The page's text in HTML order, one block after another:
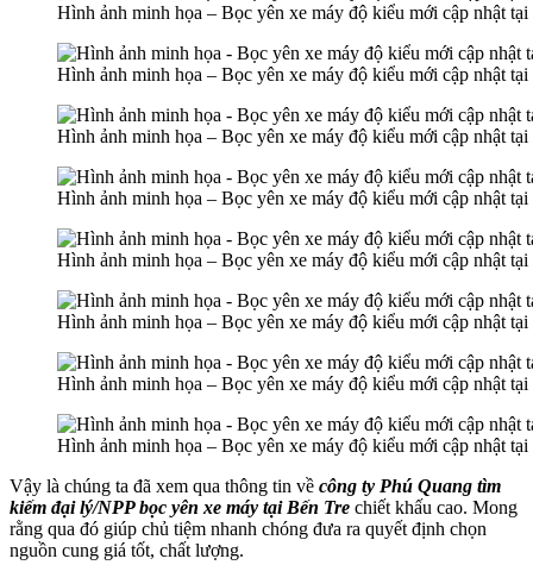
Hình ảnh minh họa – Bọc yên xe máy độ kiểu mới cập nhật tại
Hình ảnh minh họa – Bọc yên xe máy độ kiểu mới cập nhật tại
Hình ảnh minh họa – Bọc yên xe máy độ kiểu mới cập nhật tại
Hình ảnh minh họa – Bọc yên xe máy độ kiểu mới cập nhật tại
Hình ảnh minh họa – Bọc yên xe máy độ kiểu mới cập nhật tại
Hình ảnh minh họa – Bọc yên xe máy độ kiểu mới cập nhật tại
Hình ảnh minh họa – Bọc yên xe máy độ kiểu mới cập nhật tại
Hình ảnh minh họa – Bọc yên xe máy độ kiểu mới cập nhật tại
Vậy là chúng ta đã xem qua thông tin về công ty Phú Quang tìm
kiếm đại lý/NPP bọc yên xe máy tại Bến Tre chiết khấu cao. Mong
rằng qua đó giúp chủ tiệm nhanh chóng đưa ra quyết định chọn
nguồn cung giá tốt, chất lượng.